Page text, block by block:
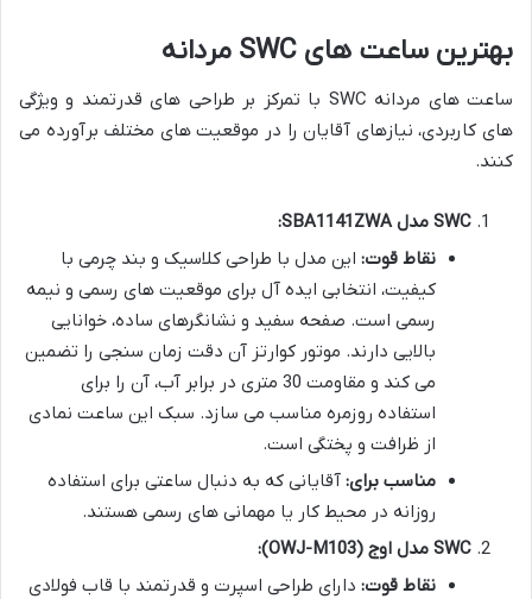
بهترین ساعت های SWC مردانه
ساعت های مردانه SWC با تمرکز بر طراحی های قدرتمند و ویژگی
های کاربردی، نیازهای آقایان را در موقعیت های مختلف برآورده می
کنند.
SWC مدل SBA1141ZWA:
نقاط قوت: این مدل با طراحی کلاسیک و بند چرمی با
کیفیت، انتخابی ایده آل برای موقعیت های رسمی و نیمه
رسمی است. صفحه سفید و نشانگرهای ساده، خوانایی
بالایی دارند. موتور کوارتز آن دقت زمان سنجی را تضمین
می کند و مقاومت 30 متری در برابر آب، آن را برای
استفاده روزمره مناسب می سازد. سبک این ساعت نمادی
از ظرافت و پختگی است.
مناسب برای: آقایانی که به دنبال ساعتی برای استفاده
روزانه در محیط کار یا مهمانی های رسمی هستند.
SWC مدل اوج (OWJ-M103):
نقاط قوت: دارای طراحی اسپرت و قدرتمند با قاب فولادی